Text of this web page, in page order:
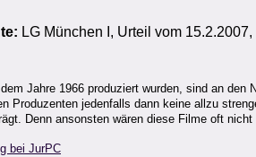
LG München I, Urteil vom
Jahre 1966 produziert wurden, sind an
Produzenten jedenfalls dann keine allzu
Denn ansonsten wären diese Filme oft
bei JurPC